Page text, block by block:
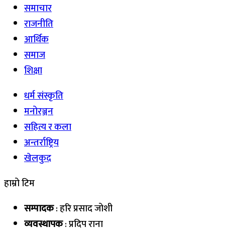
समाचार
राजनीति
आर्थिक
समाज
शिक्षा
धर्म संस्कृति
मनोरञ्जन
सहित्य र कला
अन्तर्राष्ट्रिय
खेलकुद
हाम्रो टिम
सम्पादक: हरि प्रसाद जोशी
व्यवस्थापक: प्रदिप राना